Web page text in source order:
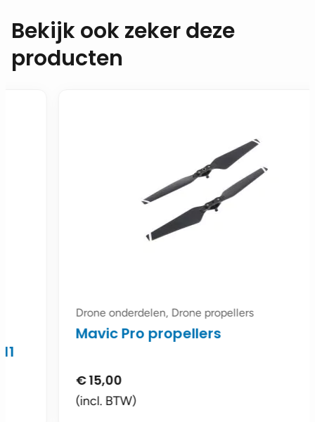
Bekijk ook zeker deze
producten
Drone onderdelen, Drone propellers
Mavic Pro propellers
(incl. BTW)